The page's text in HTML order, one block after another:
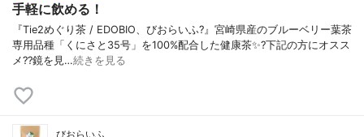
手軽に飲める！
『Tie2めぐり茶 / EDOBIO、びおらいふ?』宮崎県産のブルーベリー葉茶
専用品種「くにさと35号」を100%配合した健康茶✨?下記の方にオスス
メ??鏡を見…続きを見る
びおらいふ